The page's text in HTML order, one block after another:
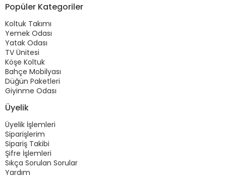
Popüler Kategoriler
Koltuk Takımı
Yemek Odası
Yatak Odası
TV Ünitesi
Köşe Koltuk
Bahçe Mobilyası
Düğün Paketleri
Giyinme Odası
Üyelik
Üyelik İşlemleri
Siparişlerim
Sipariş Takibi
Şifre İşlemleri
Sıkça Sorulan Sorular
Yardım